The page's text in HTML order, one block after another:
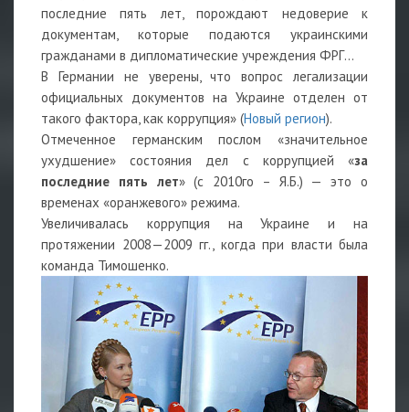
последние пять лет, порождают недоверие к
документам, которые подаются украинскими
гражданами в дипломатические учреждения ФРГ...
В Германии не уверены, что вопрос легализации
официальных документов на Украине отделен от
такого фактора, как коррупция» (Новый регион).
Отмеченное германским послом «значительное
ухудшение» состояния дел с коррупцией «за
последние пять лет» (с 2010го – Я.Б.) — это о
временах «оранжевого» режима.
Увеличивалась коррупция на Украине и на
протяжении 2008—2009 гг., когда при власти была
команда Тимошенко.